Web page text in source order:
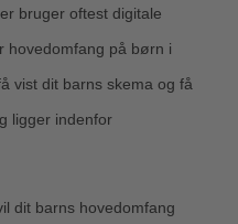
bruger oftest digitale
hovedomfang på børn i
vist dit barns skema og få
ligger indenfor
dit barns hovedomfang